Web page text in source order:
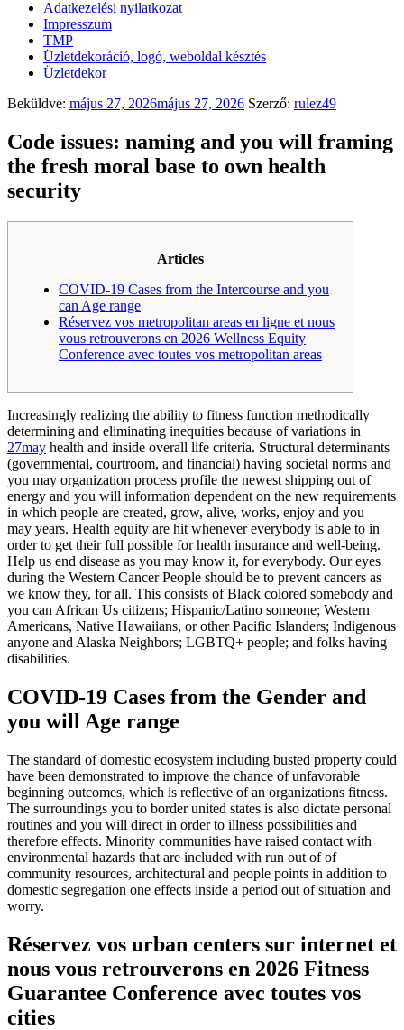
Adatkezelési nyilatkozat
Impresszum
TMP
Üzletdekoráció, logó, weboldal késztés
Üzletdekor
Beküldve: május 27, 2026május 27, 2026 Szerző: rulez49
Code issues: naming and you will framing
the fresh moral base to own health
security
Articles
COVID-19 Cases from the Intercourse and you
can Age range
Réservez vos metropolitan areas en ligne et nous
vous retrouverons en 2026 Wellness Equity
Conference avec toutes vos metropolitan areas
Increasingly realizing the ability to fitness function methodically
determining and eliminating inequities because of variations in
27may health and inside overall life criteria. Structural determinants
(governmental, courtroom, and financial) having societal norms and
you may organization process profile the newest shipping out of
energy and you will information dependent on the new requirements
in which people are created, grow, alive, works, enjoy and you
may years. Health equity are hit whenever everybody is able to in
order to get their full possible for health insurance and well-being.
Help us end disease as you may know it, for everybody. Our eyes
during the Western Cancer People should be to prevent cancers as
we know they, for all. This consists of Black colored somebody and
you can African Us citizens; Hispanic/Latino someone; Western
Americans, Native Hawaiians, or other Pacific Islanders; Indigenous
anyone and Alaska Neighbors; LGBTQ+ people; and folks having
disabilities.
COVID-19 Cases from the Gender and
you will Age range
The standard of domestic ecosystem including busted property could
have been demonstrated to improve the chance of unfavorable
beginning outcomes, which is reflective of an organizations fitness.
The surroundings you to border united states is also dictate personal
routines and you will direct in order to illness possibilities and
therefore effects. Minority communities have raised contact with
environmental hazards that are included with run out of of
community resources, architectural and people points in addition to
domestic segregation one effects inside a period out of situation and
worry.
Réservez vos urban centers sur internet et
nous vous retrouverons en 2026 Fitness
Guarantee Conference avec toutes vos
cities